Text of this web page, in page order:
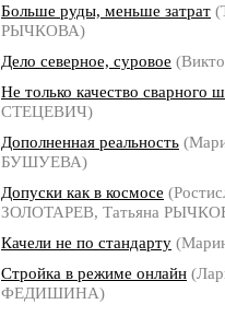
Больше руды, меньше затрат
РЫЧКОВА)
Дело северное, суровое
Не только качество сварного
СТЕЦЕВИЧ)
Дополненная реальность
БУШУЕВА)
Допуски как в космосе
ЗОЛОТАРЕВ, Татьяна
Качели не по стандарту
Стройка в режиме онлайн
ФЕДИШИНА)